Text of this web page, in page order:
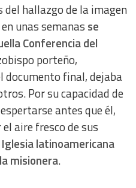
hallazgo de la imagen
unas semanas se
Conferencia del
porteño,
documento final, dejaba
Por su capacidad de
antes que él,
aire fresco de sus
latinoamericana
misionera.